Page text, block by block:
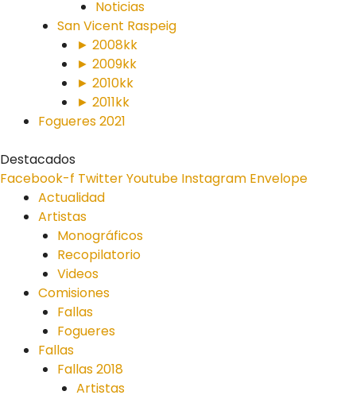
Noticias
San Vicent Raspeig
► 2008kk
► 2009kk
► 2010kk
► 2011kk
Fogueres 2021
Destacados
Facebook-f TwitterYoutube Instagram Envelope
Actualidad
Artistas
Monográficos
Recopilatorio
Videos
Comisiones
Fallas
Fogueres
Fallas
Fallas 2018
Artistas